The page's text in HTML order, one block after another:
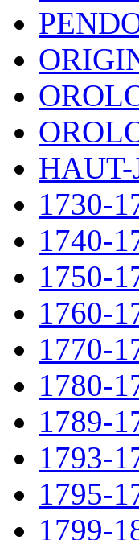
HAUT-
1730-
1740-
1750-
1760-
1770-
1780-
1789-
1793-
1795-
1799-